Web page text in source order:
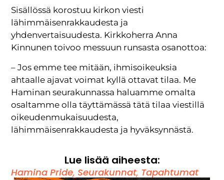
Sisällössä korostuu kirkon viesti
lähimmäisenrakkaudesta ja
yhdenvertaisuudesta. Kirkkoherra Anna
Kinnunen toivoo messuun runsasta osanottoa:
– Jos emme tee mitään, ihmisoikeuksia
ahtaalle ajavat voimat kyllä ottavat tilaa. Me
Haminan seurakunnassa haluamme omalta
osaltamme olla täyttämässä tätä tilaa viestillä
oikeudenmukaisuudesta,
lähimmäisenrakkaudesta ja hyväksynnästä.
Lue lisää aiheesta:
Hamina Pride, Seurakunnat, Tapahtumat